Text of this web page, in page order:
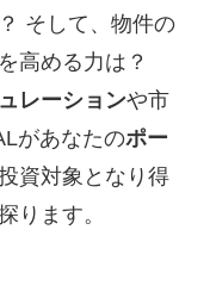
そして、物件の
を高める力は？
レーションや市
があなたのポー
資対象となり得
ります。